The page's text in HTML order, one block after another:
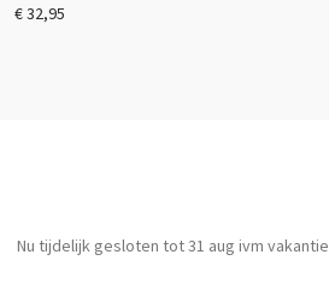
€32,95
Nu tijdelijk gesloten tot 31 aug ivm vakantie